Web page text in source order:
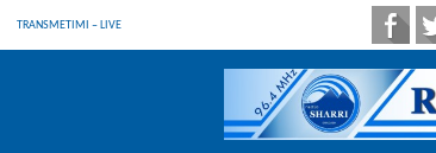
TRANSMETIMI – LIVE